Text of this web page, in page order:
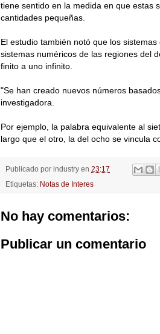
tiene sentido en la medida en que estas
cantidades pequeñas.
El estudio también notó que los
sistemas numéricos de las regiones del
finito a uno infinito.
"Se han creado nuevos números
investigadora.
Por ejemplo, la palabra equivalente al
largo que el otro, la del ocho se vincula
Publicado por industry en 23:17
Etiquetas: Notas de Interes
No hay comentarios:
Publicar un comentario